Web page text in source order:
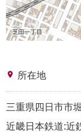
place 所在地
三重県四日市市
近畿日本鉄道:近